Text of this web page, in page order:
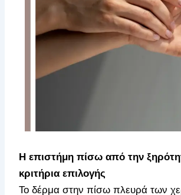
Η επιστήμη πίσω από την
κριτήρια επιλογής
Το δέρμα στην πίσω πλευρά των